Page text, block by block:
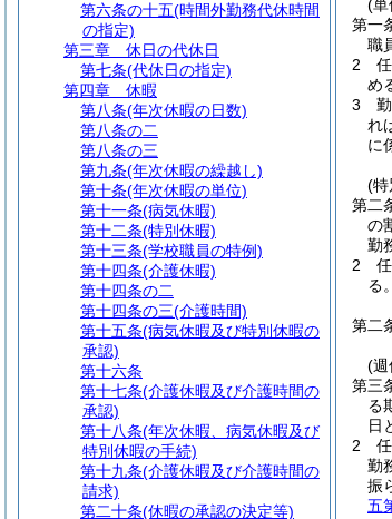
(単
第一
職
2
め
3
れ
に
(特
第二
の
勤
2
る。
第二
(週
第三
る
日
2
勤
振
五
第六条の十五(時間外勤務代休時間
の指定)
第三章
休日の代休日
第七条(代休日の指定)
第四章
休暇
第八条(年次休暇の日数)
第八条の二
第八条の三
第九条(年次休暇の繰越し)
第十条(年次休暇の単位)
第十一条(病気休暇)
第十二条(特別休暇)
第十三条(学校職員の特例)
第十四条(介護休暇)
第十四条の二
第十四条の三(介護時間)
第十五条(病気休暇及び特別休暇の
承認)
第十六条
第十七条(介護休暇及び介護時間の
承認)
第十八条(年次休暇、病気休暇及び
特別休暇の手続)
第十九条(介護休暇及び介護時間の
請求)
第二十条(休暇の承認の決定等)